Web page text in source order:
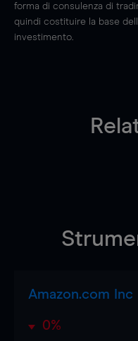
forma di consulenza di
quindi costituire la base
investimento.
Amazon.com Inc
0%